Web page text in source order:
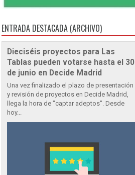
ENTRADA DESTACADA (ARCHIVO)
Dieciséis proyectos para Las
Tablas pueden votarse hasta el 30
de junio en Decide Madrid
Una vez finalizado el plazo de presentación
y revisión de proyectos en Decide Madrid,
llega la hora de "captar adeptos". Desde
hoy...